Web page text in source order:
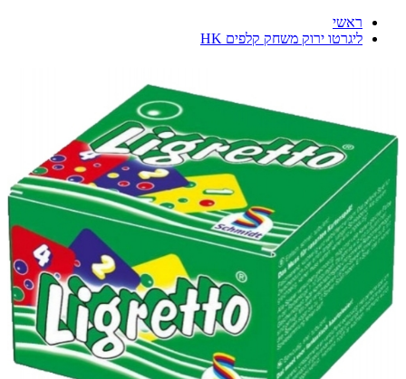
ראשי
ליגרטו ירוק משחק קלפים HK